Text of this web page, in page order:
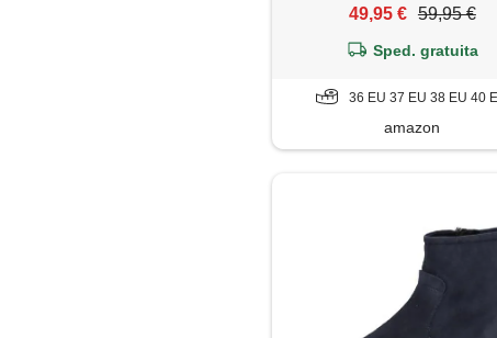
(misurare 36)
49,95 € 59,95 €
Sped. gratuita
36 EU 37 EU 38 EU 40
amazon